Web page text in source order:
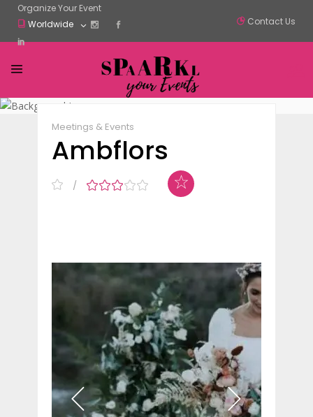
Organize Your Event
Worldwide
Contact Us
Share
Meetings & Events
Ambflors